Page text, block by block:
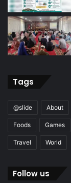
Tags
@slide About
Foods Games
Travel World
Follow us